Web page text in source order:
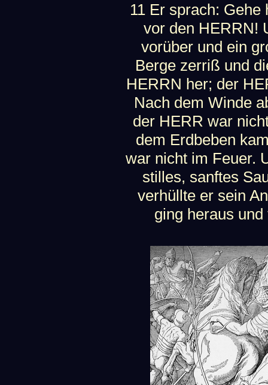
11 Er sprach:
vor den HERRN!
vorüber und ein
Berge zerriß und
HERRN her; der
Nach dem Winde
der HERR war
dem Erdbeben
war nicht im Feuer.
stilles, sanftes
verhüllte er sein
ging heraus